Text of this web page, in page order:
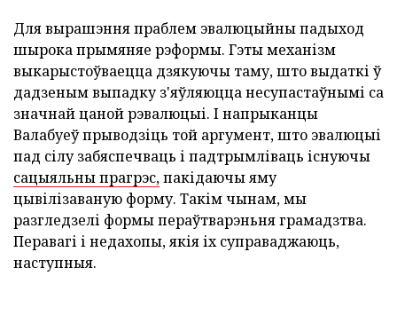
Для вырашэння праблем эвалюцыйны падыход
шырока прымяняе рэформы. Гэты механізм
выкарыстоўваецца дзякуючы таму, што выдаткі ў
дадзеным выпадку з'яўляюцца несупастаўнымі са
значнай цаной рэвалюцыі. І напрыканцы
Валабуеў прыводзіць той аргумент, што эвалюцыі
пад сілу забяспечваць і падтрымліваць існуючы
сацыяльны прагрэс,пакідаючы яму
цывілізаваную форму. Такім чынам, мы
разгледзелі формы пераўтварэньня грамадзтва.
Перавагі і недахопы, якія іх суправаджаюць,
наступныя.